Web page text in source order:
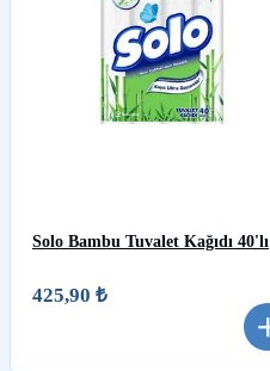
Solo Bambu Tuvalet Kağıdı 40'lı
425,90 ₺